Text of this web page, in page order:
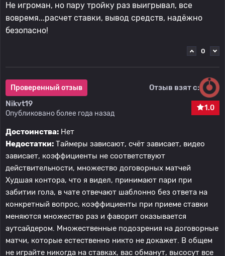
Не игроман, но пару тройку раз выигрывал, все
вовремя...расчет ставки, вывод средств, надёжно
безопасно!
0
Проверенный отзыв
Отзыв взят с:
Nikvt19
Опубликовано более года назад
1.0
Достоинства: Нет
Недостатки: Таймеры зависают, счёт зависает, видео
зависает, коэффициенты не соответствуют
действительности, множество договорных матчей
Худшая контора, что я видел, принимают пари при
забитии гола, в чате отвечают шаблонно без ответа на
конкретный вопрос, коэффициенты при приеме ставки
меняются множество раз и фаворит оказывается
аутсайдером. Множественные подозрения на договорные
матчи, которые естественно никто не докажет. В общем
не играйте никогда на ставках, вас обманут, высосут все